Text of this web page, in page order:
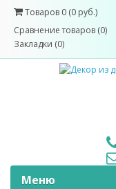
Товаров 0 (0 руб.)
Сравнение товаров (0)
Закладки (0)
Меню